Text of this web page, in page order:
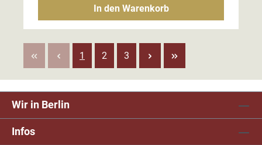
In den Warenkorb
Seite
1 Seite
2 Seite
3
Wir in Berlin
Infos